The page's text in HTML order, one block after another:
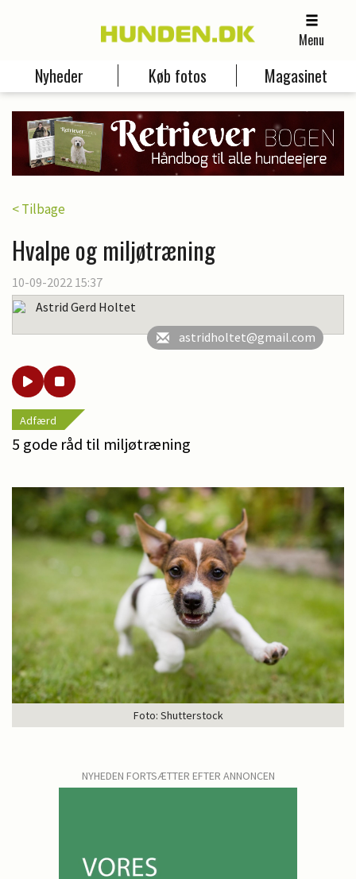
Menu
Nyheder Køb fotos Magasinet
< Tilbage
Hvalpe og miljøtræning
10-09-2022 15:37
Astrid Gerd Holtet
astridholtet@gmail.com
Adfærd
5 gode råd til miljøtræning
Foto: Shutterstock
NYHEDEN FORTSÆTTER EFTER ANNONCEN